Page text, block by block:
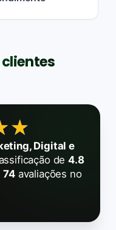
Digital e
de4.8
74 avaliações no